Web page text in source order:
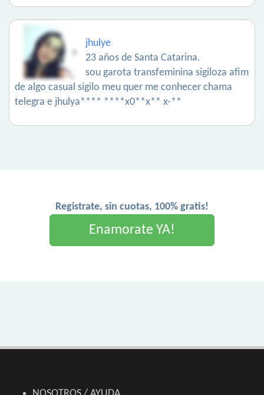
jhulye
23 años de Santa Catarina.
sou garota transfeminina sigiloza afim
de algo casual sigilo meu quer me conhecer chama
telegra e jhulya**** ****x0**x** x-**
Registrate, sin cuotas, 100% gratis!
Enamorate YA!